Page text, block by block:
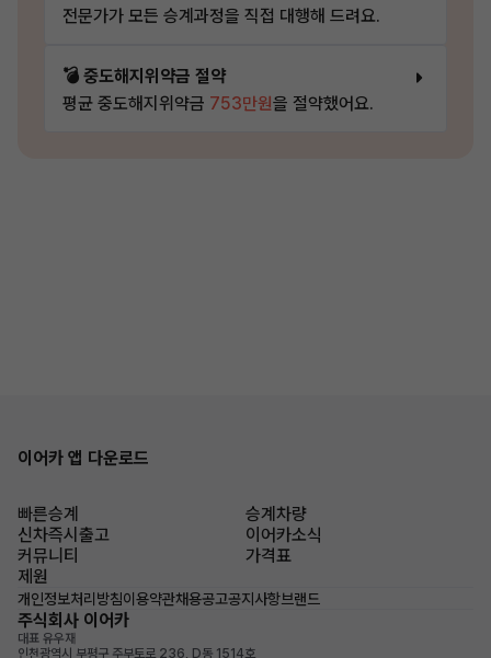
전문가가 모든 승계과정을 직접 대행해 드려요.
💣 중도해지위약금 절약
평균 중도해지위약금 753만원을 절약했어요.
이어카 앱 다운로드
빠른승계
승계차량
신차즉시출고
이어카소식
커뮤니티
가격표
제원
개인정보처리방침이용약관채용공고공지사항브랜드
주식회사 이어카
대표 유우재
인천광역시 부평구 주부토로 236, D동 1514호